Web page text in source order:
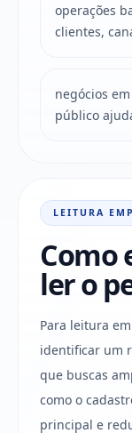
operações
clientes,
negócios
público
LEITURA
Como
ler o
Para leitura
identificar um
que buscas
como o
principal e